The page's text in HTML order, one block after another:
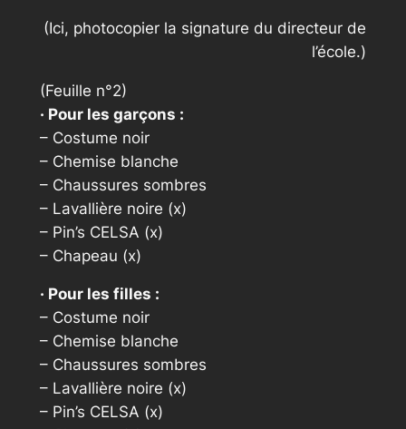
(Ici, photocopier la signature du directeur de
l’école.)
(Feuille n°2)
· Pour les garçons :
– Costume noir
– Chemise blanche
– Chaussures sombres
– Lavallière noire (x)
– Pin’s CELSA (x)
– Chapeau (x)
· Pour les filles :
– Costume noir
– Chemise blanche
– Chaussures sombres
– Lavallière noire (x)
– Pin’s CELSA (x)